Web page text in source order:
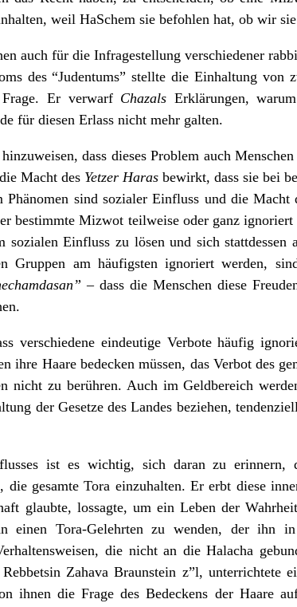
weil HaSchem sie befohlen hat, ob wir
auch für die Infragestellung verschiedener
des “Judentums” stellte die Einhaltung von
Er verwarf Chazals Erklärungen,
für diesen Erlass nicht mehr galten.
dass dieses Problem auch
Macht des Yetzer Haras bewirkt, dass sie bei
Phänomen sind sozialer Einfluss und die
bestimmte Mizwot teilweise oder ganz
sozialen Einfluss zu lösen und sich stattdessen
Gruppen am häufigsten ignoriert werden,
– dass die Menschen diese
verschiedene eindeutige Verbote häufig
ihre Haare bedecken müssen, das Verbot des
nicht zu berühren. Auch im Geldbereich
der Gesetze des Landes beziehen,
ist es wichtig, sich daran zu
die gesamte Tora einzuhalten. Er erbt diese
glaubte, lossagte, um ein Leben der
einen Tora-Gelehrten zu wenden, der ihn
die nicht an die Halacha
Zahava Braunstein z”l, unterrichtete
ihnen die Frage des Bedeckens der Haare